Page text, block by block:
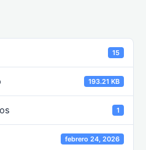
15
193.21 KB
1
febrero 24, 2026